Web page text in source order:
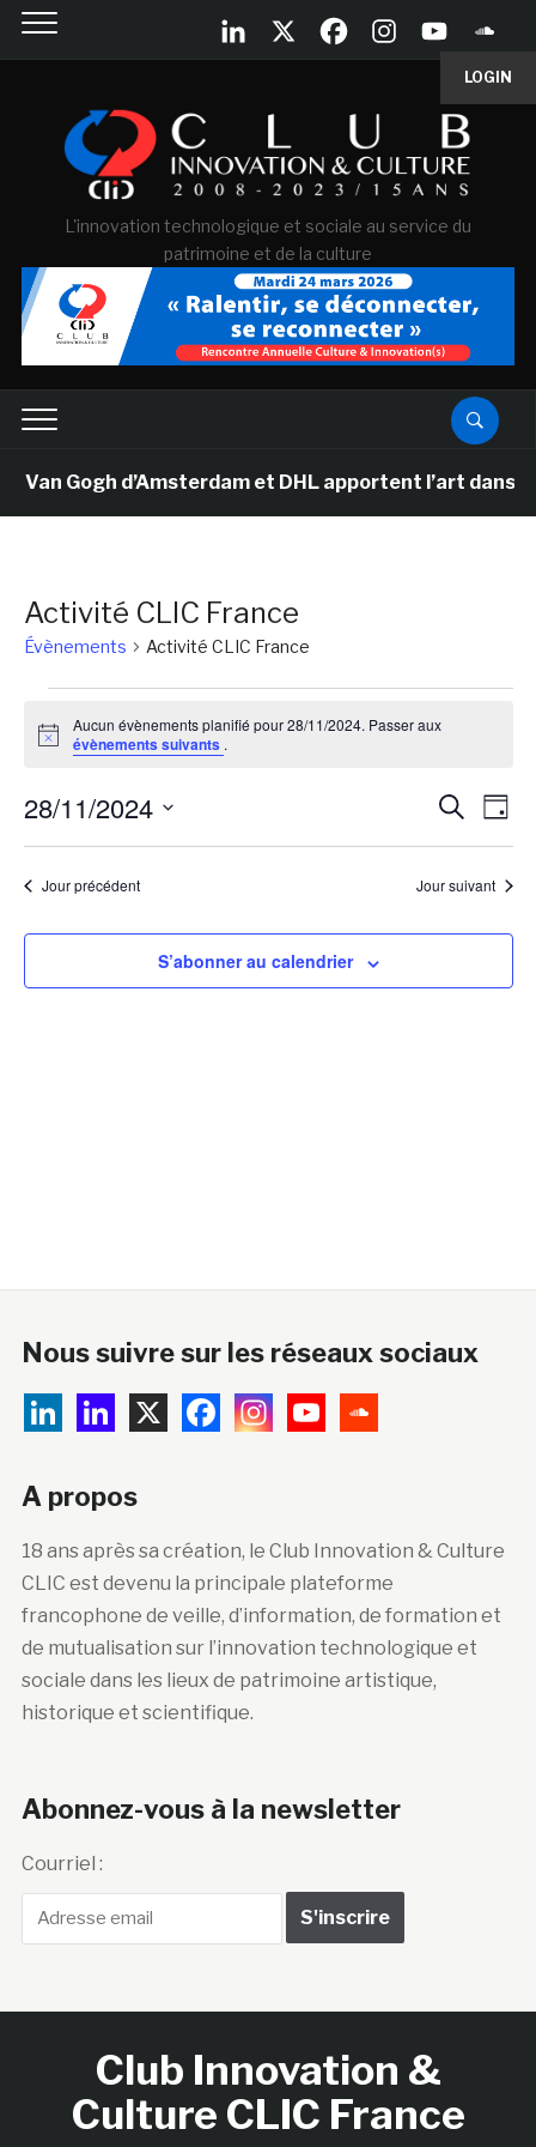
LOGIN
L'innovation technologique et sociale au service du
patrimoine et de la culture
Van Gogh d’Amsterdam et DHL apportent l’art dans
Activité CLIC France
Évènements Activité CLIC France
for
Notice
Aucun évènements planifié pour 28/11/2024. Passer aux
évènements suivants .
et
de
Jour
28/11/2024
Sélectionnez
uneJour précédent Jour suivant
S’abonner au calendrier
Nous suivre sur les réseaux sociaux
A propos
18 ans après sa création, le Club Innovation & Culture
CLIC est devenu la principale plateforme
francophone de veille, d’information, de formation et
de mutualisation sur l’innovation technologique et
sociale dans les lieux de patrimoine artistique,
historique et scientifique.
Abonnez-vous à la newsletter
Courriel :
Club Innovation &
Culture CLIC France